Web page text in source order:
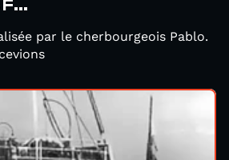
par le cherbourgeois Pablo.